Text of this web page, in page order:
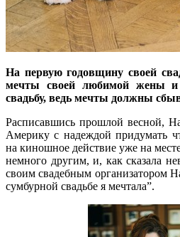
На первую годовщину своей
мечты своей любимой жены и
свадьбу, ведь мечты должны
Расписавшись прошлой весной,
Америку с надеждой придумать
на киношное действие уже на
немного другим, и, как сказала
своим свадебным организатором
сумбурной свадьбе я мечтала”.